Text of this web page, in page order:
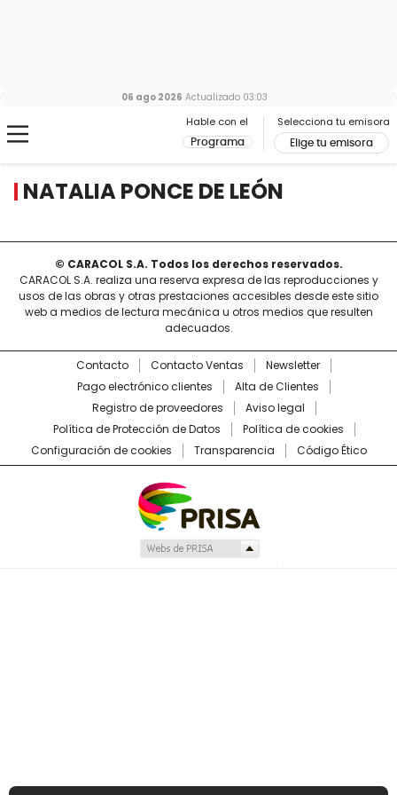
Hable con el
Programa
Selecciona tu emisora
Elige tu emisora
06 ago 2026 Actualizado 03:03
NATALIA PONCE DE LEÓN
© CARACOL S.A. Todos los derechos reservados.
CARACOL S.A. realiza una reserva expresa de las reproducciones y
usos de las obras y otras prestaciones accesibles desde este sitio
web a medios de lectura mecánica u otros medios que resulten
adecuados.
Contacto Contacto Ventas
Newsletter
Pago electrónico clientes
Alta de Clientes
Registro de proveedores
Aviso legal
Política de Protección de Datos
Política de cookies
Configuración de cookies
Transparencia Código Ético